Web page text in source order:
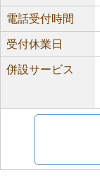
電話受付時間
受付休業日
併設サービス